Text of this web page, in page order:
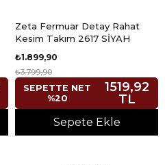
Zeta Fermuar Detay Rahat
Kesim Takım 2617 SİYAH
₺1.899,90
₺3.799,90
SEPETTE NET
%20
1519,92
TL
Sepete Ekle